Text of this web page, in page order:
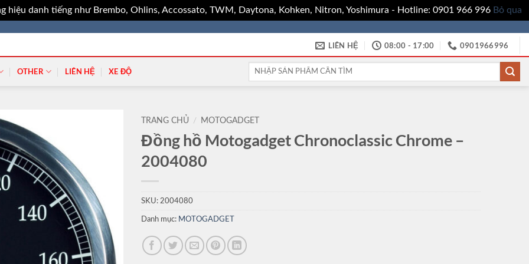
hiệu danh tiếng như Brembo, Ohlins, Accossato, TWM, Daytona, Kohken, Nitron, Yoshimura - Hotline: 0901 966 996 Bỏ qua
LIÊN HỆ 08:00 - 17:00 0901966996
OTHER LIÊN HỆ XE ĐỘ
Tìm
TRANG CHỦ / MOTOGADGET
Đồng hồ Motogadget Chronoclassic Chrome –
2004080
SKU: 2004080
Danh mục: MOTOGADGET